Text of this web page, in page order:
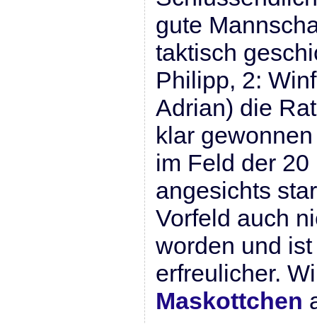
gute
taktisch
Philipp, 2:
Adrian) die
klar
im Feld der
angesichts
Vorfeld auch
worden und
erfreulicher.
Maskottchen